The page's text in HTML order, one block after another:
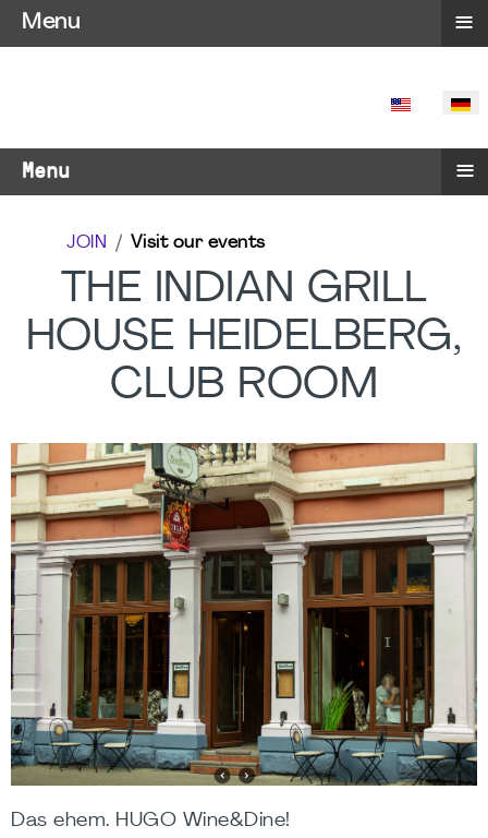
SPRACHE
Menu ≡
JOIN Visit our events
THE INDIAN GRILL
HOUSE HEIDELBERG,
CLUB ROOM
Das ehem. HUGO Wine&Dine!
Menu ≡